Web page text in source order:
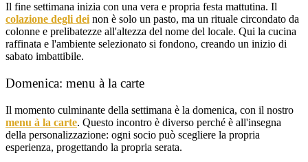
Il fine settimana inizia con una vera e propria festa mattutina. Il
colazione degli dei non è solo un pasto, ma un rituale circondato da
colonne e prelibatezze all'altezza del nome del locale. Qui la cucina
raffinata e l'ambiente selezionato si fondono, creando un inizio di
sabato imbattibile.
Domenica: menu à la carte
Il momento culminante della settimana è la domenica, con il nostro
menu à la carte. Questo incontro è diverso perché è all'insegna
della personalizzazione: ogni socio può scegliere la propria
esperienza, progettando la propria serata.